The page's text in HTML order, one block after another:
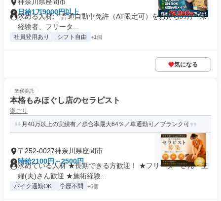
日給1万9000円以上
求める人材: * 普通自動車免許（AT限定可）をお持ちの方 * 未
経験者、フリータ...
社員登用あり シフト自由 +1個
気になる
業務委託
本格もみほぐし店のセラピスト
楽ごり
月40万以上の実績有／歩合率最大64％／車通勤可／ブランク可
〒252-0027神奈川県座間市
時給2100円～2500円
求めている人材 ★長期できる方歓迎！ ★フリーターさん・主
婦(夫)さん歓迎 ★施術経験...
バイク通勤OK 学歴不問 +6個